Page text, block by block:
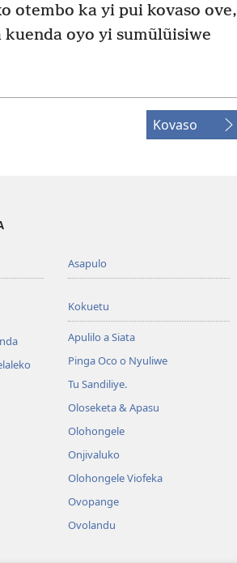
otembo ka yi pui kovaso ove,
kuenda oyo yi sumũlũisiwe
Kovaso
Asapulo
Kokuetu
Apulilo a Siata
Pinga Oco o Nyuliwe
Tu Sandiliye.
Oloseketa & Apasu
Olohongele
Onjivaluko
Olohongele Viofeka
Ovopange
Ovolandu